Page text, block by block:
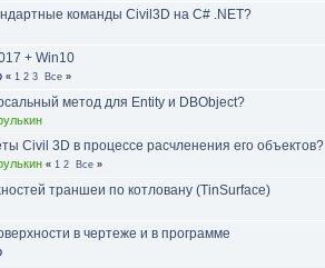
команды Civil3D на C# .NET?
+ Win10
«1 2 3 Все »
метод для Entity и DBObject?
Civil 3D в процессе расчленения его объектов?
«1 2 Все »
траншеи по котловану (TinSurface)
в чертеже и в программе